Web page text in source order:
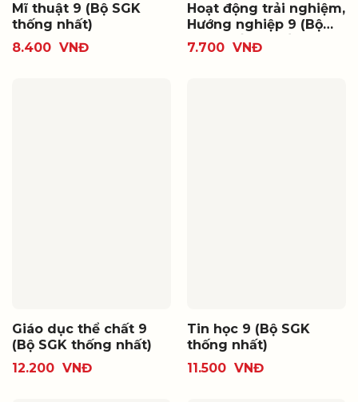
Mĩ thuật 9 (Bộ SGK
thống nhất)
8.400 VNĐ
Hoạt động trải nghiệm,
Hướng nghiệp 9 (Bộ
SGK thống nhất)
7.700 VNĐ
Giáo dục thể chất 9
(Bộ SGK thống nhất)
12.200 VNĐ
Tin học 9 (Bộ SGK
thống nhất)
11.500 VNĐ